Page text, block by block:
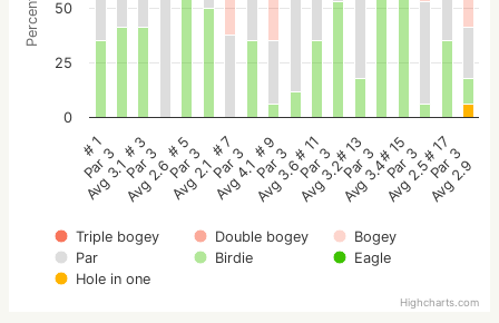
Triple bogey Double bogey
Bogey
Par
Birdie
Eagle
Hole in one
# 1
Par 3
Avg 3.1
# 3
Par 3
Avg 2.6
# 5
Par 3
Avg 2.1
# 7
Par 3
Avg 4.1
# 9
Par 3
Avg 3.6
# 11
Par 3
Avg 3.2
# 13
Par 3
Avg 3.4
# 15
Par 3
Avg 2.5
# 17
Par 3
Avg 2.9
0
25
50
Highcharts.com